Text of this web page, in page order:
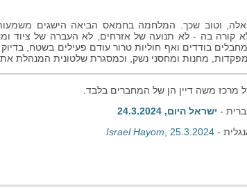
וטוב שכך. המלחמה בחמאס הביאה הישגים
קורה בה - לא תנועה של אזרחים, לא העברה של ציוד
בודדים ואף חוליות טרור עודם פעילים בשטח,
מחנות ומחסני נשק, וכמסגרת שלטונית המנהלת את
מרכז משה דיין הן של המחברים בלבד.
- ישראל היום, 24.3.2024
-
Israel Hayom, 25.3.2024